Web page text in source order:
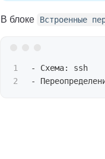
В блоке Встроенные
1
- Схема: ssh
-